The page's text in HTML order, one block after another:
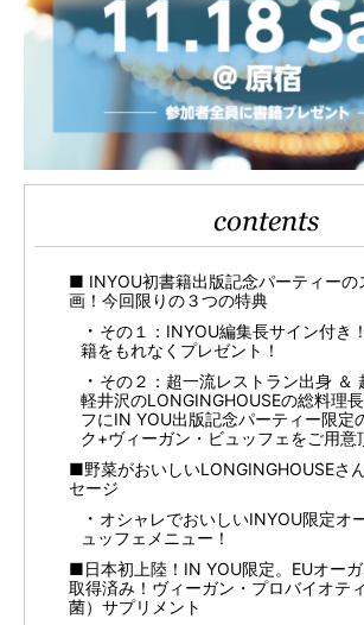
contents
■ INYOU初書籍出版記念パーティーの
画！今回限りの３つの特典
その１：INYOU編集長サイン付き
籍をもれなくプレゼント！
その２：超一流レストラン出身 ＆
軽井沢のLONGINGHOUSEの総料理
フにIN YOU出版記念パーティー限定
ク+ヴィーガン・ビュッフェをご用意
■野菜がおいしいLONGINGHOUSEさ
セージ
オシャレでおいしいINYOU限定オ
ュッフェメニュー！
■日本初上陸！IN YOU限定。EUオー
取得済み！ヴィーガン・プロバイオテ
菌）サプリメント